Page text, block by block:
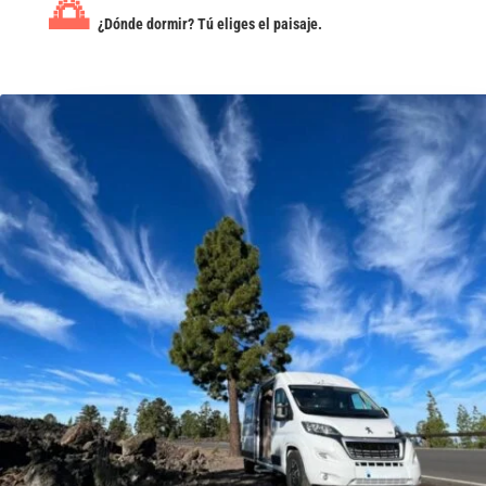
🌅 ¿Dónde dormir? Tú eliges el paisaje.